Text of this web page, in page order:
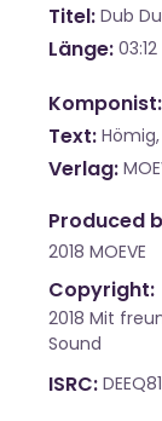
Titel Dub
Länge 03:12
Komponist
Text
Verlag
Produced
2018 MOEVE
Copyright:
2018 Mit
Sound
ISRC